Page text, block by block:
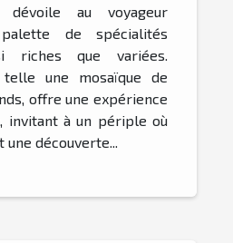
dévoile au voyageur
de spécialités
riches que variées.
telle une mosaïque de
offre une expérience
invitant à un périple où
une découverte...